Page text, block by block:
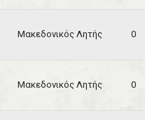
Μακεδονικός Λητής 0
Μακεδονικός Λητής 0